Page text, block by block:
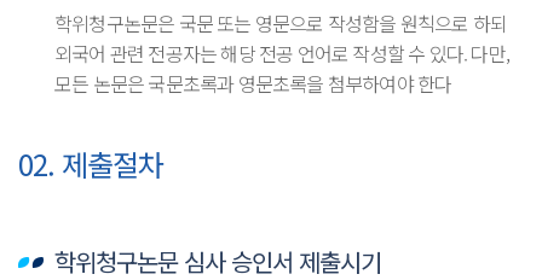
학위청구논문은 국문 또는 영문으로 작성함을 원칙으로 하되
외국어 관련 전공자는 해당 전공 언어로 작성할 수 있다. 다만,
모든 논문은 국문초록과 영문초록을 첨부하여야 한다
02. 제출절차
학위청구논문 심사 승인서 제출시기